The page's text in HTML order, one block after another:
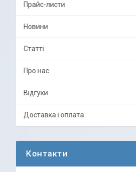
Прайс-листи
Новини
Статті
Про нас
Відгуки
Доставка і оплата